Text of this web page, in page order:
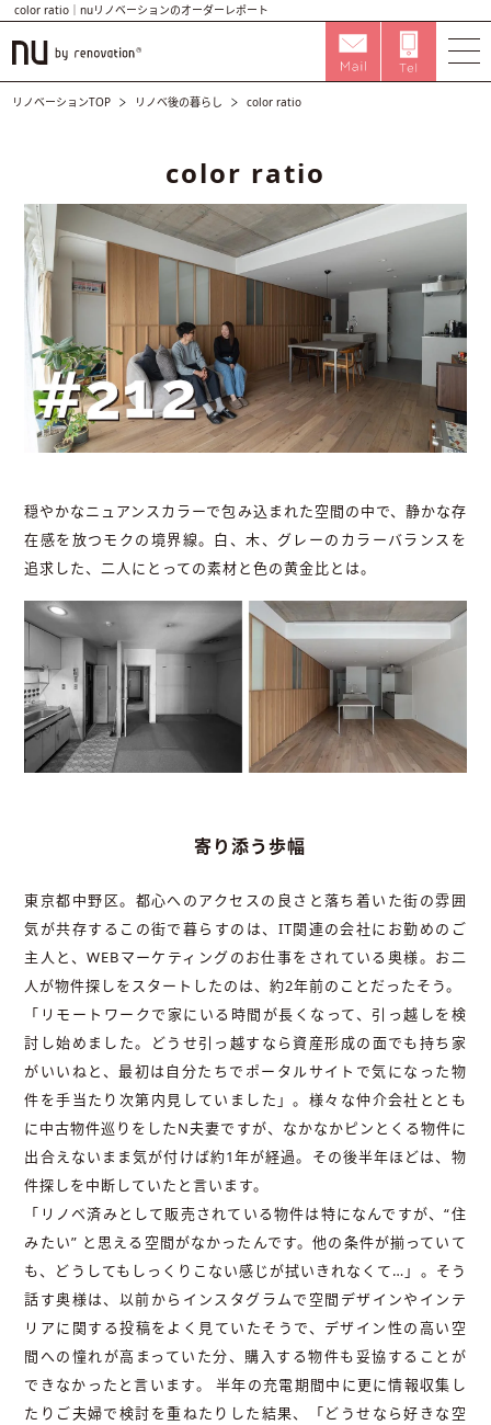
color ratio｜nuリノベーションのオーダーレポート
リノベーションTOP リノベ後の暮らし color ratio
color ratio
穏やかなニュアンスカラーで包み込まれた空間の中で、静かな存
在感を放つモクの境界線。白、木、グレーのカラーバランスを
追求した、二人にとっての素材と色の黄金比とは。
寄り添う歩幅
東京都中野区。都心へのアクセスの良さと落ち着いた街の雰囲
気が共存するこの街で暮らすのは、IT関連の会社にお勤めのご
主人と、WEBマーケティングのお仕事をされている奥様。お二
人が物件探しをスタートしたのは、約2年前のことだったそう。
「リモートワークで家にいる時間が長くなって、引っ越しを検
討し始めました。どうせ引っ越すなら資産形成の面でも持ち家
がいいねと、最初は自分たちでポータルサイトで気になった物
件を手当たり次第内見していました」。様々な仲介会社ととも
に中古物件巡りをしたN夫妻ですが、なかなかピンとくる物件に
出合えないまま気が付けば約1年が経過。その後半年ほどは、物
件探しを中断していたと言います。
「リノベ済みとして販売されている物件は特になんですが、“住
みたい” と思える空間がなかったんです。他の条件が揃っていて
も、どうしてもしっくりこない感じが拭いきれなくて…」。そう
話す奥様は、以前からインスタグラムで空間デザインやインテ
リアに関する投稿をよく見ていたそうで、デザイン性の高い空
間への憧れが高まっていた分、購入する物件も妥協することが
できなかったと言います。 半年の充電期間中に更に情報収集し
たりご夫婦で検討を重ねたりした結果、「どうせなら好きな空